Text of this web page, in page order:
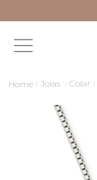
Joias Colar